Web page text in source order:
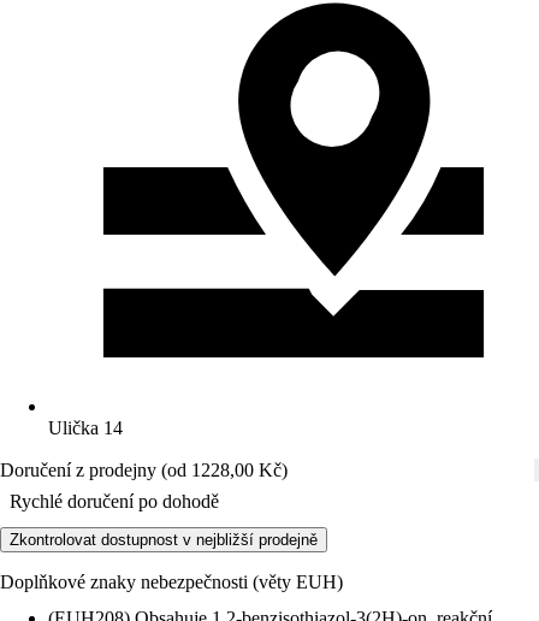
Ulička 14
Doručení z prodejny (od 1228,00 Kč)
Rychlé doručení po dohodě
Zkontrolovat dostupnost v nejbližší prodejně
Doplňkové znaky nebezpečnosti (věty EUH)